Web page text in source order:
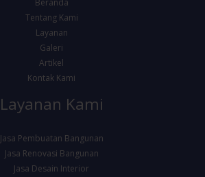
Tentang Kami
Layanan
Galeri
Artikel
Kontak Kami
Layanan Kami
Jasa Pembuatan Bangunan
Jasa Renovasi Bangunan
Jasa Desain Interior